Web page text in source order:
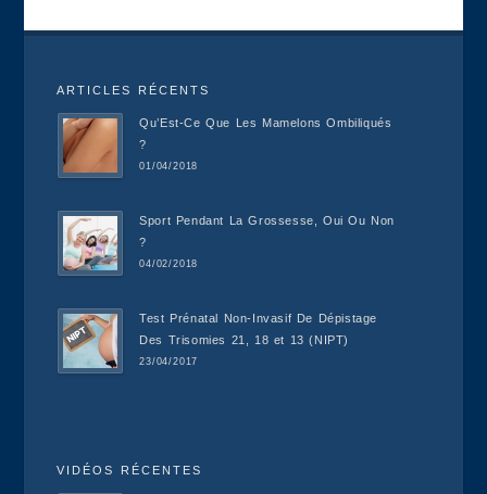
ARTICLES RÉCENTS
Qu’Est-Ce Que Les Mamelons Ombiliqués
?
01/04/2018
Sport Pendant La Grossesse, Oui Ou Non
?
04/02/2018
Test Prénatal Non-Invasif De Dépistage
Des Trisomies 21, 18 et 13 (NIPT)
23/04/2017
VIDÉOS RÉCENTES